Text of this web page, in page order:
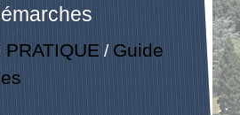
PRATIQUE / Guide